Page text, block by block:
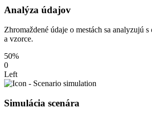
Analýza údajov
Zhromaždené údaje o mestách sa analyzujú
a vzorce.
50%
0
Left
Simulácia scenára